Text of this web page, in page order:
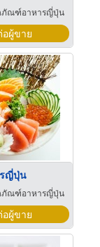
ภัณฑ์อาหารญี่ปุ่น
ผู้ขาย
ญี่ปุ่น
ภัณฑ์อาหารญี่ปุ่น
ผู้ขาย